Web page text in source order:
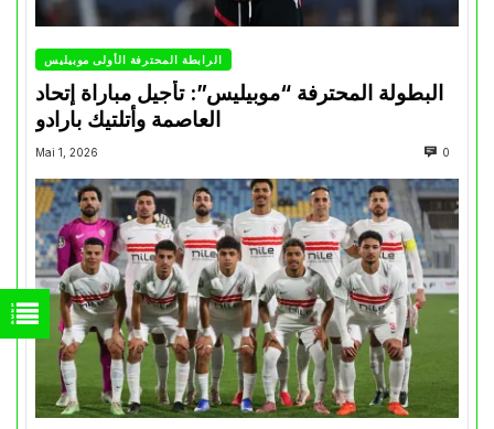
الرابطة المحترفة الأولى موبيليس
البطولة المحترفة “موبيليس”: تأجيل مباراة إتحاد
العاصمة وأتلتيك بارادو
Mai 1, 2026 0